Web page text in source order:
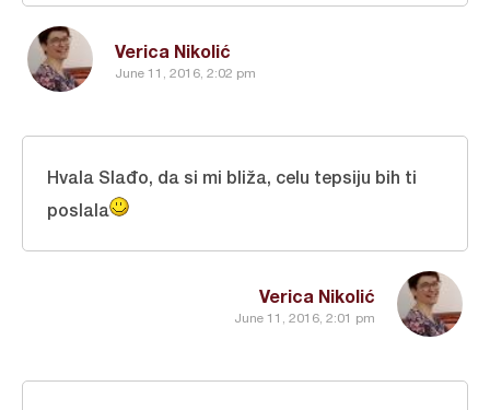
Verica Nikolić
June 11, 2016, 2:02 pm
Verica Nikolić
June 11, 2016, 2:01 pm
Hvala Slađo, da si mi bliža, celu tepsiju bih ti
poslala